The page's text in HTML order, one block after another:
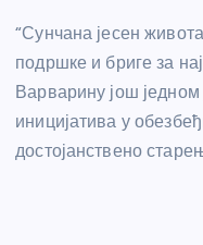
“Сунчана јесен
подршке и бриге за
Варварину још
иницијатива у
достојанствено